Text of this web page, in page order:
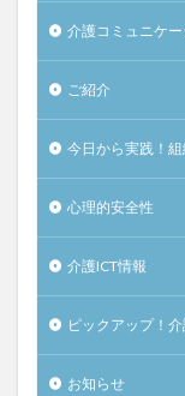
介護コミュニケ
ご紹介
今日から実践！組
心理的安全性
介護ICT情報
ピックアップ！
お知らせ